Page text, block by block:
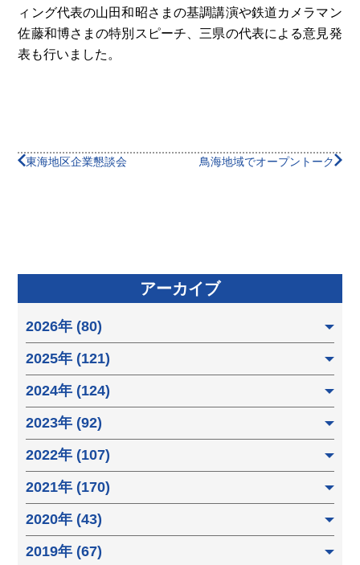
ィング代表の山田和昭さまの基調講演や鉄道カメラマン
佐藤和博さまの特別スピーチ、三県の代表による意見発
表も行いました。
東海地区企業懇談会 鳥海地域でオープントーク
アーカイブ
2026年 (80)
2025年 (121)
2024年 (124)
2023年 (92)
2022年 (107)
2021年 (170)
2020年 (43)
2019年 (67)